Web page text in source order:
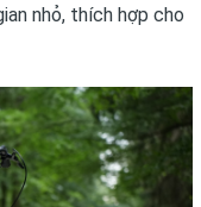
nhỏ, thích hợp cho